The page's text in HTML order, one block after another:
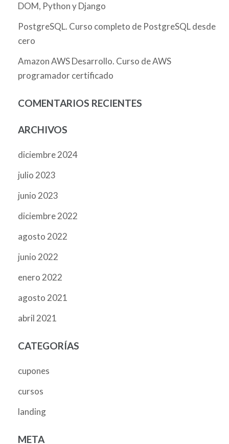
DOM, Python y Django
PostgreSQL. Curso completo de PostgreSQL desde
cero
Amazon AWS Desarrollo. Curso de AWS
programador certificado
COMENTARIOS RECIENTES
ARCHIVOS
diciembre 2024
julio 2023
junio 2023
diciembre 2022
agosto 2022
junio 2022
enero 2022
agosto 2021
abril 2021
CATEGORÍAS
cupones
cursos
landing
META